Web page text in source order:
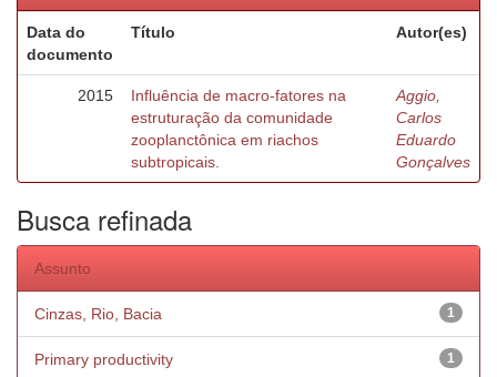
Data do
documento
Título Autor(es)
2015
Influência de macro-fatores na
estruturação da comunidade
zooplanctônica em riachos
subtropicais.
Aggio,
Carlos
Eduardo
Gonçalves
Busca refinada
Assunto
1
Cinzas, Rio, Bacia
1
Primary productivity